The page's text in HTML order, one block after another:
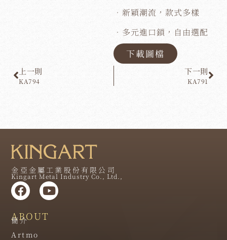
．新穎潮流，款式多樣
．多元進口鎖，自由選配
下載圖檔
上一則
KA794
下一則
KA791
金亞金屬工業股份有限公司
Kingart Metal Industry Co., Ltd.,
ABOUT
簡介
Artmo